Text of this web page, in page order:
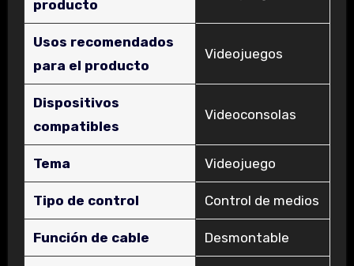
producto
Usos recomendados
para el producto
‎Videojuegos
Dispositivos
compatibles
‎Videoconsolas
Tema ‎Videojuego
Tipo de control ‎Control de medios
Función de cable ‎Desmontable